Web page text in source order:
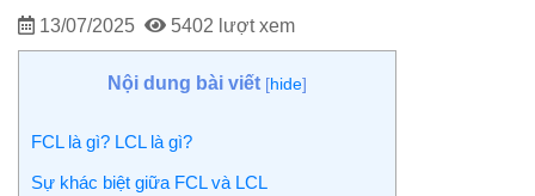
13/07/2025 5402 lượt xem
Nội dung bài viết [hide]
FCL là gì? LCL là gì?
Sự khác biệt giữa FCL và LCL